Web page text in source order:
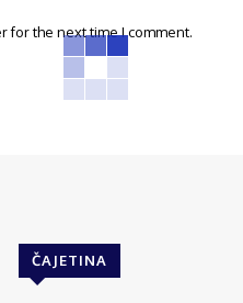
for the next time I comment.
ČAJETINA